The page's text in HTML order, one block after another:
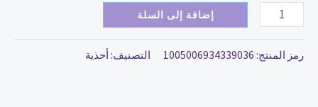
إضافة إلى السلة
رمز المنتج: 1005006934339036 التصنيف:أحذية